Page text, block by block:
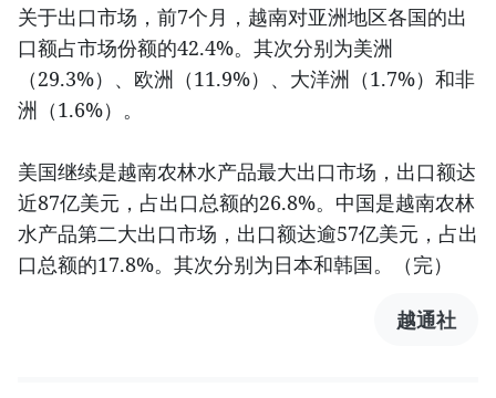
关于出口市场，前7个月，越南对亚洲地区各国的出
口额占市场份额的42.4%。其次分别为美洲
（29.3%）、欧洲（11.9%）、大洋洲（1.7%）和非
洲（1.6%）。
美国继续是越南农林水产品最大出口市场，出口额达
近87亿美元，占出口总额的26.8%。中国是越南农林
水产品第二大出口市场，出口额达逾57亿美元，占出
口总额的17.8%。其次分别为日本和韩国。（完）
越通社